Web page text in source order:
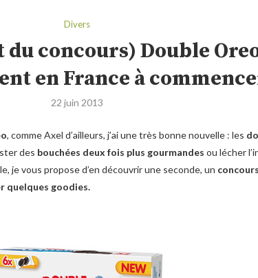
Divers
concours) Double
en France à
22 juin 2013
, comme Axel d’ailleurs, j’ai une très bonne nouvelle : les
des bouchées deux fois plus gourmandes ou lécher
je vous propose d’en découvrir une seconde, un concours
quelques goodies.